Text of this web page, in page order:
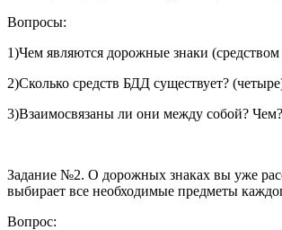
Вопросы:
1)Чем являются дорожные знаки
2)Сколько средств БДД существует?
3)Взаимосвязаны ли они между собой?
Задание №2. О дорожных знаках вы уже
выбирает все необходимые предметы
Вопрос: